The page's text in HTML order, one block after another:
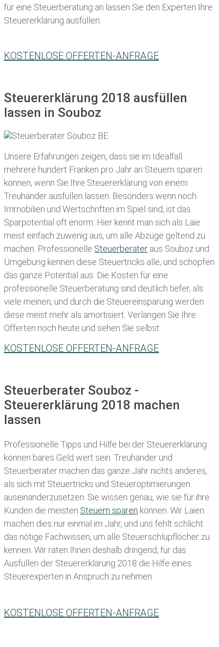
für eine Steuerberatung an lassen Sie den Experten Ihre
Steuererklärung ausfüllen:
KOSTENLOSE OFFERTEN-ANFRAGE
Steuererklärung 2018 ausfüllen
lassen in Souboz
Unsere Erfahrungen zeigen, dass sie im Idealfall
mehrere hundert Franken pro Jahr an Steuern sparen
können, wenn Sie Ihre Steuererklärung von einem
Treuhänder ausfüllen lassen . Besonders wenn noch
Immobilien und Wertschriften im Spiel sind, ist das
Sparpotential oft enorm. Hier kennt man sich als Laie
meist einfach zuwenig aus, um alle Abzüge geltend zu
machen. Professionelle Steuerberater aus Souboz und
Umgebung kennen diese Steuertricks alle, und schöpfen
das ganze Potential aus. Die Kosten für eine
professionelle Steuerberatung sind deutlich tiefer, als
viele meinen, und durch die Steuereinsparung werden
diese meist mehr als amortisiert. Verlangen Sie Ihre
Offerten noch heute und sehen Sie selbst:
KOSTENLOSE OFFERTEN-ANFRAGE
Steuerberater Souboz -
Steuererklärung 2018 machen
lassen
Professionelle Tipps und Hilfe bei der Steuererklärung
können bares Geld wert sein. Treuhänder und
Steuerberater machen das ganze Jahr nichts anderes,
als sich mit Steuertricks und Steueroptimierungen
auseinanderzusetzen. Sie wissen genau, wie sie für ihre
Kunden die meisten Steuern sparen können. Wir Laien
machen dies nur einmal im Jahr, und uns fehlt schlicht
das nötige Fachwissen, um alle Steuerschlupflöcher zu
kennen. Wir raten Ihnen deshalb dringend, für das
Ausfüllen der Steuererklärung 2018 die Hilfe eines
Steuerexperten in Anspruch zu nehmen.
KOSTENLOSE OFFERTEN-ANFRAGE